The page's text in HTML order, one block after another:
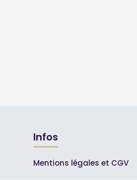
Infos
Mentions légales et CGV